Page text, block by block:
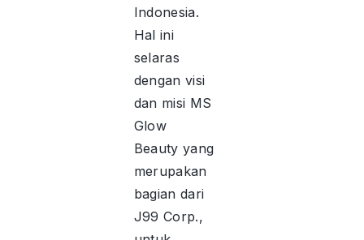
Indonesia.
Hal ini
selaras
dengan visi
dan misi MS
Glow
Beauty yang
merupakan
bagian dari
J99 Corp.,